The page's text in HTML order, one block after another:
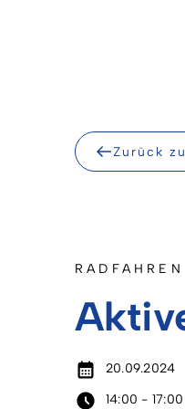
Zurück
RADFAHREN
20.09.2024
14:00 -